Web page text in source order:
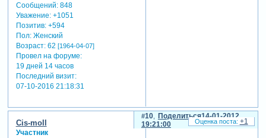
Сообщений:848
Уважение: +1051
Позитив: +594
Пол:Женский
Возраст:62 [1964-04-07]
Провел на форуме:
19 дней 14 часов
Последний визит:
07-10-2016 21:18:31
Поделиться
10
14-01-2012
19:21:00
Cis-moll
Участник
+1